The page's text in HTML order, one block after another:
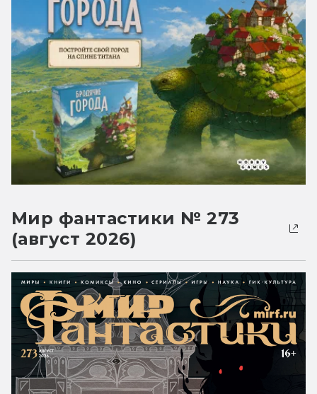
Мир фантастики № 273
(август 2026)